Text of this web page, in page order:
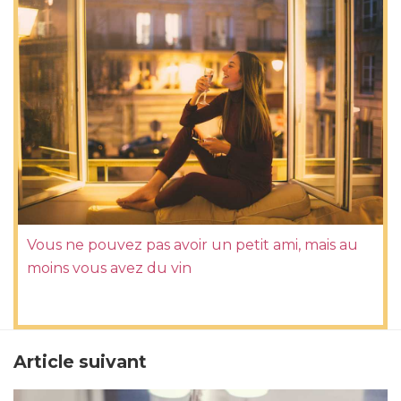
Vous ne pouvez pas avoir un petit ami, mais au
moins vous avez du vin
Article suivant